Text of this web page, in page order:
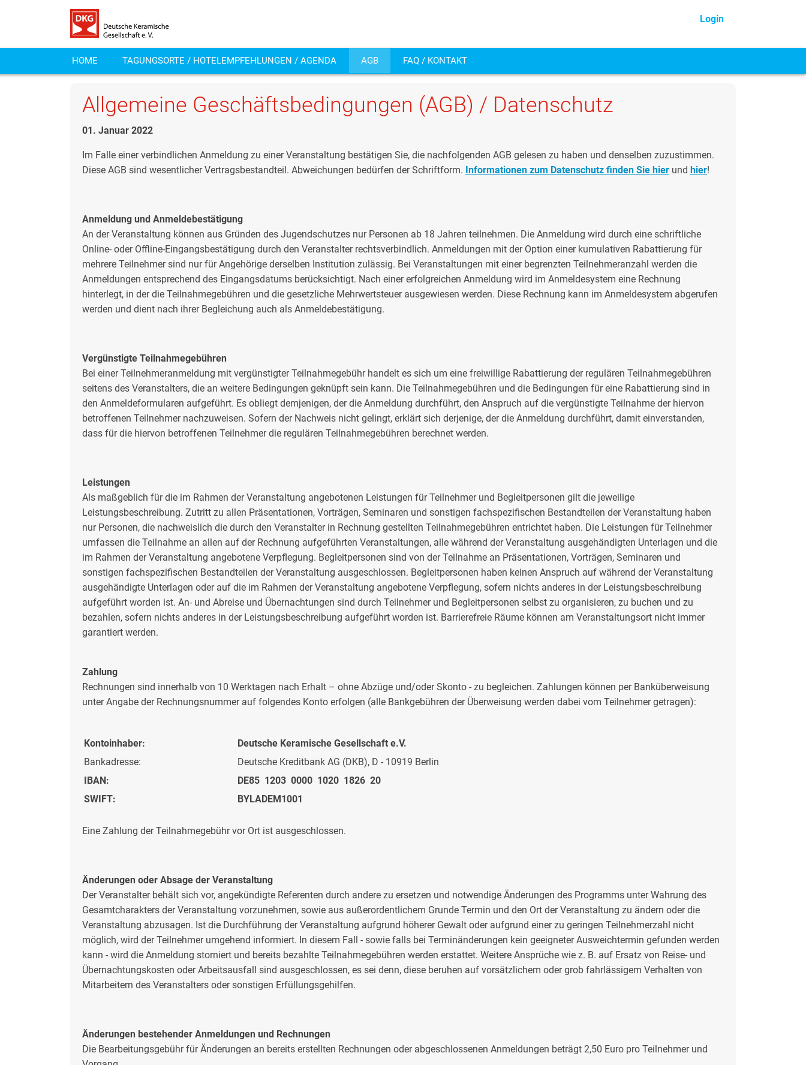
Login
HOME TAGUNGSORTE / HOTELEMPFEHLUNGEN / AGENDA AGB FAQ / KONTAKT
Allgemeine Geschäftsbedingungen (AGB) / Datenschutz
01. Januar 2022
Im Falle einer verbindlichen Anmeldung zu einer Veranstaltung bestätigen Sie, die nachfolgenden AGB gelesen zu haben und denselben zuzustimmen.
Diese AGB sind wesentlicher Vertragsbestandteil. Abweichungen bedürfen der Schriftform. Informationen zum Datenschutz finden Sie hier und hier!
Anmeldung und Anmeldebestätigung
An der Veranstaltung können aus Gründen des Jugendschutzes nur Personen ab 18 Jahren teilnehmen. Die Anmeldung wird durch eine schriftliche
Online- oder Offline-Eingangsbestätigung durch den Veranstalter rechtsverbindlich. Anmeldungen mit der Option einer kumulativen Rabattierung für
mehrere Teilnehmer sind nur für Angehörige derselben Institution zulässig. Bei Veranstaltungen mit einer begrenzten Teilnehmeranzahl werden die
Anmeldungen entsprechend des Eingangsdatums berücksichtigt. Nach einer erfolgreichen Anmeldung wird im Anmeldesystem eine Rechnung
hinterlegt, in der die Teilnahmegebühren und die gesetzliche Mehrwertsteuer ausgewiesen werden. Diese Rechnung kann im Anmeldesystem abgerufen
werden und dient nach ihrer Begleichung auch als Anmeldebestätigung.
Vergünstigte Teilnahmegebühren
Bei einer Teilnehmeranmeldung mit vergünstigter Teilnahmegebühr handelt es sich um eine freiwillige Rabattierung der regulären Teilnahmegebühren
seitens des Veranstalters, die an weitere Bedingungen geknüpft sein kann. Die Teilnahmegebühren und die Bedingungen für eine Rabattierung sind in
den Anmeldeformularen aufgeführt. Es obliegt demjenigen, der die Anmeldung durchführt, den Anspruch auf die vergünstigte Teilnahme der hiervon
betroffenen Teilnehmer nachzuweisen. Sofern der Nachweis nicht gelingt, erklärt sich derjenige, der die Anmeldung durchführt, damit einverstanden,
dass für die hiervon betroffenen Teilnehmer die regulären Teilnahmegebühren berechnet werden.
Leistungen
Als maßgeblich für die im Rahmen der Veranstaltung angebotenen Leistungen für Teilnehmer und Begleitpersonen gilt die jeweilige
Leistungsbeschreibung. Zutritt zu allen Präsentationen, Vorträgen, Seminaren und sonstigen fachspezifischen Bestandteilen der Veranstaltung haben
nur Personen, die nachweislich die durch den Veranstalter in Rechnung gestellten Teilnahmegebühren entrichtet haben. Die Leistungen für Teilnehmer
umfassen die Teilnahme an allen auf der Rechnung aufgeführten Veranstaltungen, alle während der Veranstaltung ausgehändigten Unterlagen und die
im Rahmen der Veranstaltung angebotene Verpflegung. Begleitpersonen sind von der Teilnahme an Präsentationen, Vorträgen, Seminaren und
sonstigen fachspezifischen Bestandteilen der Veranstaltung ausgeschlossen. Begleitpersonen haben keinen Anspruch auf während der Veranstaltung
ausgehändigte Unterlagen oder auf die im Rahmen der Veranstaltung angebotene Verpflegung, sofern nichts anderes in der Leistungsbeschreibung
aufgeführt worden ist. An- und Abreise und Übernachtungen sind durch Teilnehmer und Begleitpersonen selbst zu organisieren, zu buchen und zu
bezahlen, sofern nichts anderes in der Leistungsbeschreibung aufgeführt worden ist. Barrierefreie Räume können am Veranstaltungsort nicht immer
garantiert werden.
Zahlung
Rechnungen sind innerhalb von 10 Werktagen nach Erhalt – ohne Abzüge und/oder Skonto - zu begleichen. Zahlungen können per Banküberweisung
unter Angabe der Rechnungsnummer auf folgendes Konto erfolgen (alle Bankgebühren der Überweisung werden dabei vom Teilnehmer getragen):
Kontoinhaber:
Deutsche Keramische Gesellschaft e.V.
Bankadresse:
Deutsche Kreditbank AG (DKB), D - 10919 Berlin
IBAN:
DE85 1203 0000 1020 1826 20
SWIFT:
BYLADEM1001
Eine Zahlung der Teilnahmegebühr vor Ort ist ausgeschlossen.
Änderungen oder Absage der Veranstaltung
Der Veranstalter behält sich vor, angekündigte Referenten durch andere zu ersetzen und notwendige Änderungen des Programms unter Wahrung des
Gesamtcharakters der Veranstaltung vorzunehmen, sowie aus außerordentlichem Grunde Termin und den Ort der Veranstaltung zu ändern oder die
Veranstaltung abzusagen. Ist die Durchführung der Veranstaltung aufgrund höherer Gewalt oder aufgrund einer zu geringen Teilnehmerzahl nicht
möglich, wird der Teilnehmer umgehend informiert. In diesem Fall - sowie falls bei Terminänderungen kein geeigneter Ausweichtermin gefunden werden
kann - wird die Anmeldung storniert und bereits bezahlte Teilnahmegebühren werden erstattet. Weitere Ansprüche wie z. B. auf Ersatz von Reise- und
Übernachtungskosten oder Arbeitsausfall sind ausgeschlossen, es sei denn, diese beruhen auf vorsätzlichem oder grob fahrlässigem Verhalten von
Mitarbeitern des Veranstalters oder sonstigen Erfüllungsgehilfen.
Änderungen bestehender Anmeldungen und Rechnungen
Die Bearbeitungsgebühr für Änderungen an bereits erstellten Rechnungen oder abgeschlossenen Anmeldungen beträgt 2,50 Euro pro Teilnehmer und